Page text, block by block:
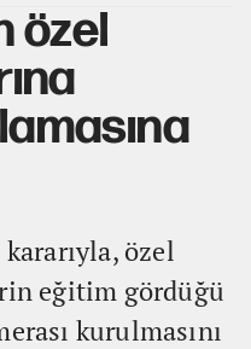
özel
özel
eğitim gördüğü
kurulmasını